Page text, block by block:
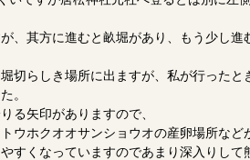
、其方に進むと畝堀があり、もう少し進
切らしき場所に出ますが、私が行ったと
。
る矢印がありますので、
ウホクオオサンショウオの産卵場所など
すくなっていますのであまり深入りして